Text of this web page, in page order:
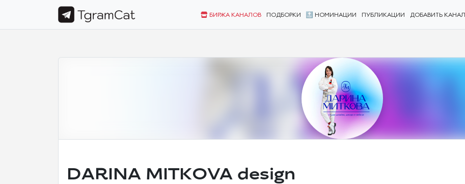
БИРЖА КАНАЛОВ ПОДБОРКИ 🔝 НОМИНАЦИИ ПУБЛИКАЦИИ ДОБАВИТЬ КАНАЛ
DARINA MITKOVA design